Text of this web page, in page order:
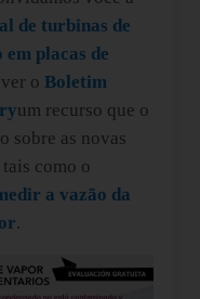
de turbinas de
placas de
o Boletim
um recurso que o
sobre as novas
como o
a vazão da
.